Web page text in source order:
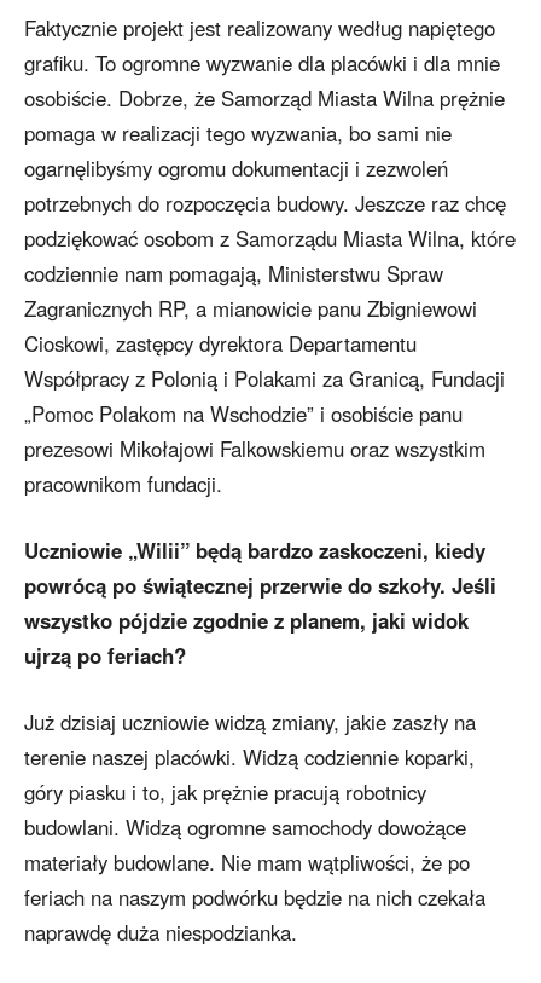
Faktycznie projekt jest realizowany według napiętego
grafiku. To ogromne wyzwanie dla placówki i dla mnie
osobiście. Dobrze, że Samorząd Miasta Wilna prężnie
pomaga w realizacji tego wyzwania, bo sami nie
ogarnęlibyśmy ogromu dokumentacji i zezwoleń
potrzebnych do rozpoczęcia budowy. Jeszcze raz chcę
podziękować osobom z Samorządu Miasta Wilna, które
codziennie nam pomagają, Ministerstwu Spraw
Zagranicznych RP, a mianowicie panu Zbigniewowi
Cioskowi, zastępcy dyrektora Departamentu
Współpracy z Polonią i Polakami za Granicą, Fundacji
„Pomoc Polakom na Wschodzie” i osobiście panu
prezesowi Mikołajowi Falkowskiemu oraz wszystkim
pracownikom fundacji.
Uczniowie „Wilii” będą bardzo zaskoczeni, kiedy
powrócą po świątecznej przerwie do szkoły. Jeśli
wszystko pójdzie zgodnie z planem, jaki widok
ujrzą po feriach?
Już dzisiaj uczniowie widzą zmiany, jakie zaszły na
terenie naszej placówki. Widzą codziennie koparki,
góry piasku i to, jak prężnie pracują robotnicy
budowlani. Widzą ogromne samochody dowożące
materiały budowlane. Nie mam wątpliwości, że po
feriach na naszym podwórku będzie na nich czekała
naprawdę duża niespodzianka.